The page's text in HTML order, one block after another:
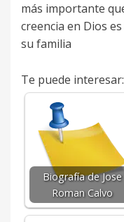
más importante
creencia en Dios
su familia
Te puede interesar:
Biografía de Jose
Roman Calvo